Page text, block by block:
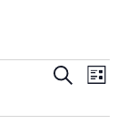
und
SUCHELISTE